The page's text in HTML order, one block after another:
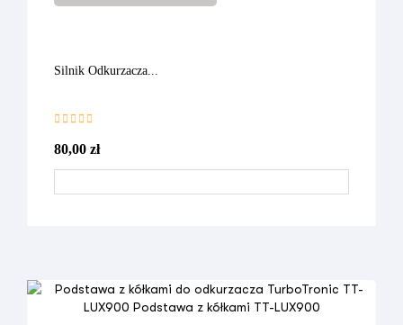
Silnik Odkurzacza...
80,00 zł